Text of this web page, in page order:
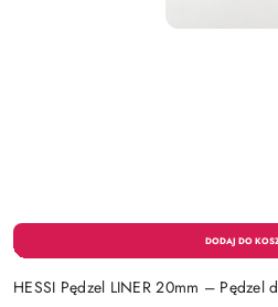
HESSI Pędzel LINER 20mm – Pędzel